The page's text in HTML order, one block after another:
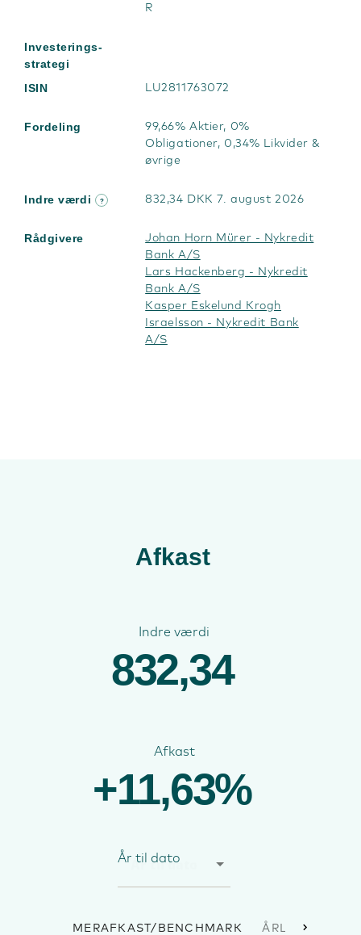
R
Investerings-
strategi
ISIN
LU2811763072
Fordeling
99,66% Aktier, 0%
Obligationer, 0,34% Likvider &
øvrige
Indre værdi ? 832,34 DKK 7. august 2026
Rådgivere
Johan Horn Mürer - Nykredit
Bank A/S
Lars Hackenberg - Nykredit
Bank A/S
Kasper Eskelund Krogh
Israelsson - Nykredit Bank
A/S
Afkast
Indre værdi
832,34
Afkast
+11,63%
År til dato
MERAFKAST/BENCHMARK ÅRLIGE